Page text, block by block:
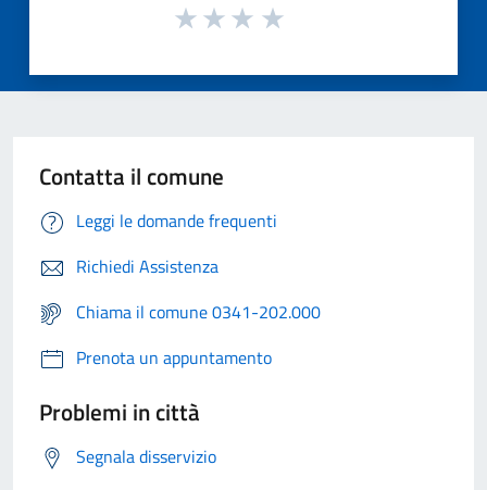
Contatta il comune
Leggi le domande frequenti
Richiedi Assistenza
Chiama il comune 0341-202.000
Prenota un appuntamento
Problemi in città
Segnala disservizio